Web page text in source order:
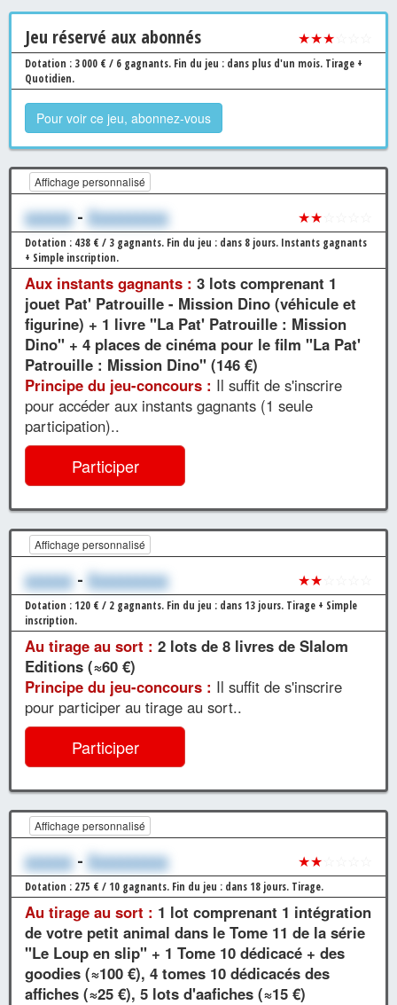
Jeu réservé aux abonnés ★★★
Dotation : 3 000 € / 6 gagnants. Fin du jeu : dans plus d'un mois. Tirage +
Quotidien.
Pour voir ce jeu, abonnez-vous
Affichage personnalisé
xxxxxx-Xxxxxxxxxx ★★
Dotation : 438 € / 3 gagnants. Fin du jeu : dans 8 jours. Instants gagnants
+ Simple inscription.
Aux instants gagnants : 3 lots comprenant 1
jouet Pat' Patrouille - Mission Dino (véhicule et
figurine) + 1 livre "La Pat' Patrouille : Mission
Dino" + 4 places de cinéma pour le film "La Pat'
Patrouille : Mission Dino" (146 €)
Principe du jeu-concours : Il suffit de s'inscrire
pour accéder aux instants gagnants (1 seule
participation)..
Participer
Affichage personnalisé
xxxxxx-Xxxxxxxxxx ★★
Dotation : 120 € / 2 gagnants. Fin du jeu : dans 13 jours. Tirage + Simple
inscription.
Au tirage au sort : 2 lots de 8 livres de Slalom
Editions (≈60 €)
Principe du jeu-concours : Il suffit de s'inscrire
pour participer au tirage au sort..
Participer
Affichage personnalisé
xxxxxx-Xxxxxxxxxx ★★
Dotation : 275 € / 10 gagnants. Fin du jeu : dans 18 jours. Tirage.
Au tirage au sort : 1 lot comprenant 1 intégration
de votre petit animal dans le Tome 11 de la série
"Le Loup en slip" + 1 Tome 10 dédicacé + des
goodies (≈100 €), 4 tomes 10 dédicacés des
affiches (≈25 €), 5 lots d'aafiches (≈15 €)